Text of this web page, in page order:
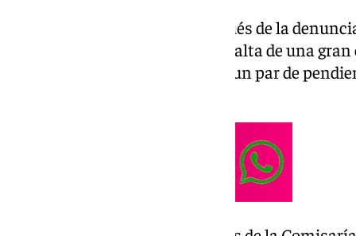
La investigación se inició después de la
percatarse, casualmente, de la falta de una
en un joyero de su dormitorio y un par de